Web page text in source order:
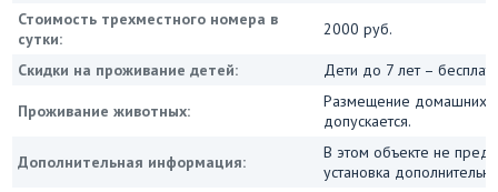
Стоимость трехместного номера в
сутки:
2000 руб.
Скидки на проживание детей: Дети до 7 лет –
Проживание животных:
Размещение домашних
допускается.
Дополнительная информация:
В этом объекте не
установка